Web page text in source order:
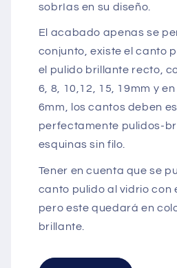
sobrIas en su diseño.
El acabado apenas se
conjunto, existe el canto
el pulido brillante recto,
6, 8, 10,12, 15, 19mm y
6mm, los cantos deben
perfectamente pulidos-
esquinas sin filo.
Tener en cuenta que se
canto pulido al vidrio con
pero este quedará en
brillante.